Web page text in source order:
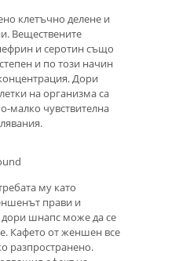
клетъчно делене и
Веществените
и серотин също
и по този начин
Дори
на организма са
малко чувствителна
му като
прави и
дори шнапс може да се
Кафето от женшен все
разпространено.